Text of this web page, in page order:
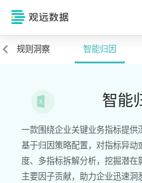
规则洞察 智能归因
智能
一款围绕企业关键业务指标提供
基于归因策略配置，对指标异动
度、多指标拆解分析，挖掘潜在
主要因子贡献，助力企业迅速洞